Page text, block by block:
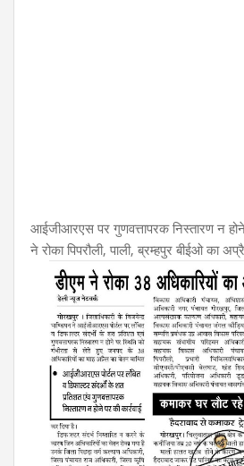
आईजीआरएस पर गुणवत्तापरक निस्तारण न होने
ने रोका पिपरौली, पाली, ब्रम्हपुर बीईओ का